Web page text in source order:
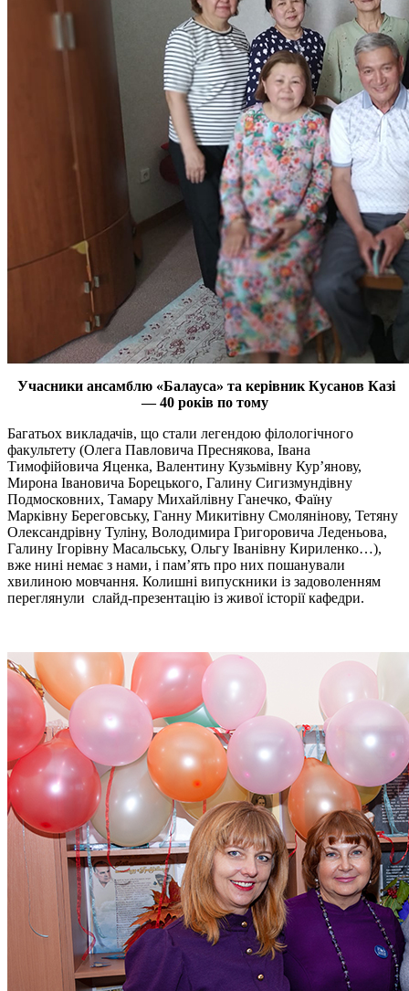
Учасники ансамблю «Балауса» та керівник Кусанов Казі
— 40 років по тому
Багатьох викладачів, що стали легендою філологічного
факультету (Олега Павловича Преснякова, Івана
Тимофійовича Яценка, Валентину Кузьмівну Курʼянову,
Мирона Івановича Борецького, Галину Сигизмундівну
Подмосковних, Тамару Михайлівну Ганечко, Фаїну
Марківну Береговську, Ганну Микитівну Смолянінову, Тетяну
Олександрівну Туліну, Володимира Григоровича Леденьова,
Галину Ігорівну Масальську, Ольгу Іванівну Кириленко…),
вже нині немає з нами, і пам’ять про них пошанували
хвилиною мовчання. Колишні випускники із задоволенням
переглянули слайд-презентацію із живої історії кафедри.